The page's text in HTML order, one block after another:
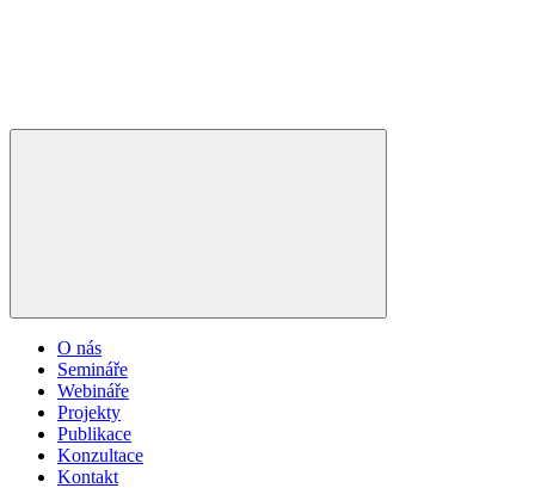
O nás
Semináře
Webináře
Projekty
Publikace
Konzultace
Kontakt